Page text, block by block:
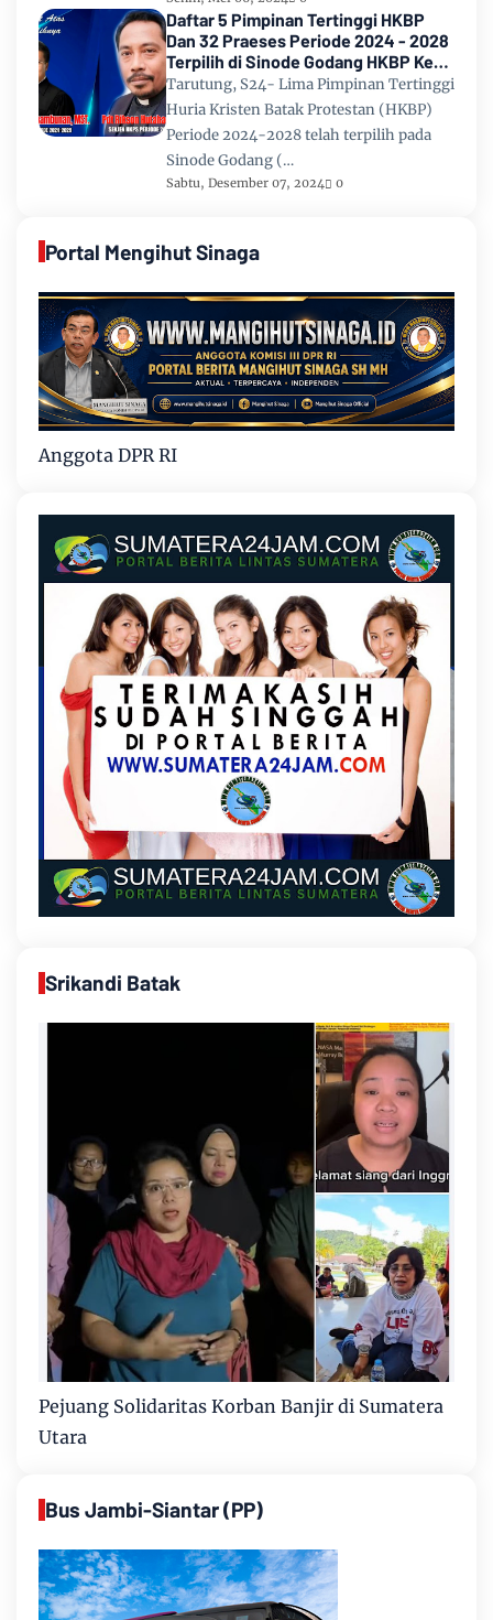
Daftar 5 Pimpinan Tertinggi HKBP
Dan 32 Praeses Periode 2024 - 2028
Terpilih di Sinode Godang HKBP Ke
67 Tahun 2024
Tarutung, S24- Lima Pimpinan Tertinggi
Huria Kristen Batak Protestan (HKBP)
Periode 2024-2028 telah terpilih pada
Sinode Godang (…
Sabtu, Desember 07, 2024 0
Portal Mengihut Sinaga
Anggota DPR RI
Srikandi Batak
Pejuang Solidaritas Korban Banjir di Sumatera
Utara
Bus Jambi-Siantar (PP)